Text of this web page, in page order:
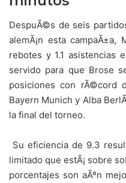
DespuÃ©s de seis
alemÃ¡n esta
rebotes y 1.1 asistencias
servido para que Brose
posiciones con rÃ©cord
Bayern Munich y Alba
la final del torneo.
Su eficiencia de 9.3
limitado que estÃ¡ sobre
porcentajes son aÃºn